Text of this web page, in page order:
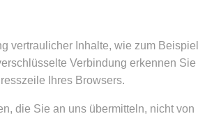
vertraulicher Inhalte, wie zum
Verbindung erkennen
Ihres Browsers.
die Sie an uns übermitteln, nicht